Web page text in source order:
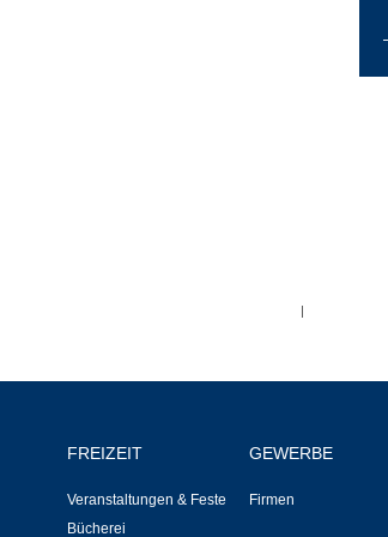
|
FREIZEIT
Veranstaltungen & Feste
Bücherei
GEWERBE
Firmen